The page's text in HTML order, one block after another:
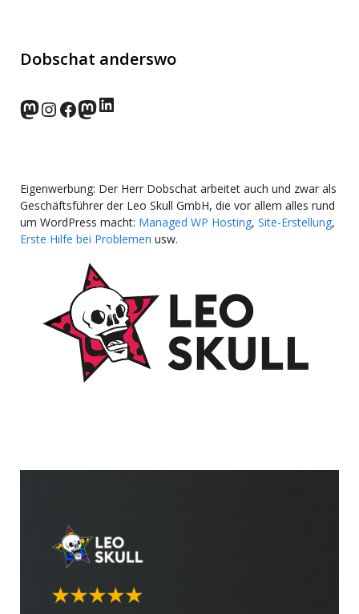
Dobschat anderswo
norden.social
Instagram
Facebook
wp-punks.social
LinkedIn
Eigenwerbung: Der Herr Dobschat arbeitet auch und zwar als
Geschäftsführer der Leo Skull GmbH, die vor allem alles rund
um WordPress macht: Managed WP Hosting, Site-Erstellung,
Erste Hilfe bei Problemen usw.